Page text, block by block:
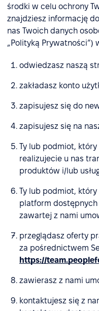
środki w celu ochrony
znajdziesz informację
nas Twoich danych
„Polityką Prywatności”)
odwiedzasz naszą
zakładasz konto
zapisujesz się do
zapisujesz się na
Ty lub podmiot,
realizujecie u nas
produktów i/lub
Ty lub podmiot,
platform
zawartej z nami
przeglądasz oferty
za pośrednictwem
https://
zawierasz z nami
kontaktujesz się z